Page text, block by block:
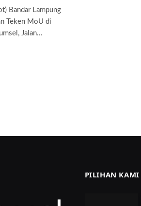
Bandar Lampung
Teken MoU di
Jalan…
PILIHAN KAMI